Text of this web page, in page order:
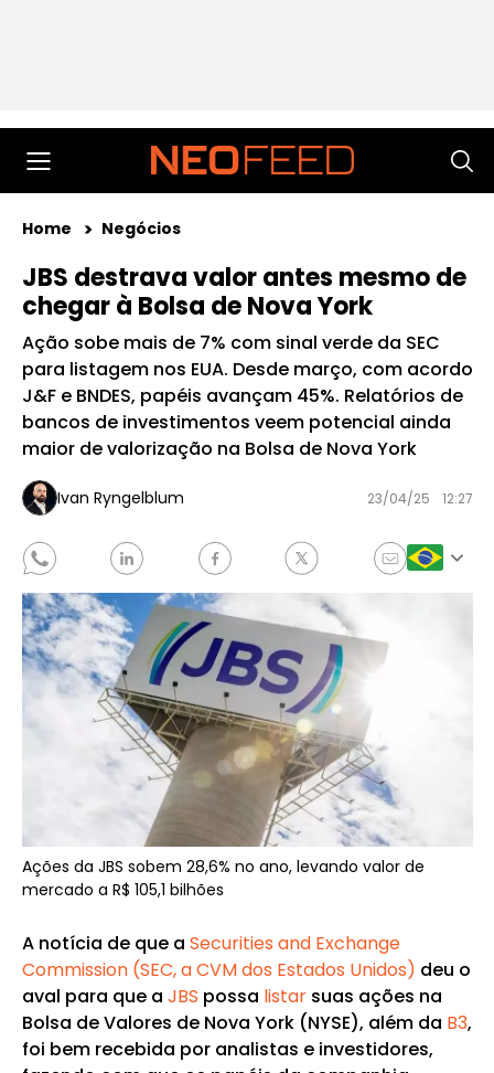
Home Negócios
JBS destrava valor antes mesmo de
chegar à Bolsa de Nova York
Ação sobe mais de 7% com sinal verde da SEC
para listagem nos EUA. Desde março, com acordo
J&F e BNDES, papéis avançam 45%. Relatórios de
bancos de investimentos veem potencial ainda
maior de valorização na Bolsa de Nova York
Ivan Ryngelblum 23/04/25 12:27
Ações da JBS sobem 28,6% no ano, levando valor de
mercado a R$ 105,1 bilhões
A notícia de que a Securities and Exchange
Commission (SEC, a CVM dos Estados Unidos) deu o
aval para que a JBS possa listarsuas ações na
Bolsa de Valores de Nova York (NYSE), além da B3,
foi bem recebida por analistas e investidores,